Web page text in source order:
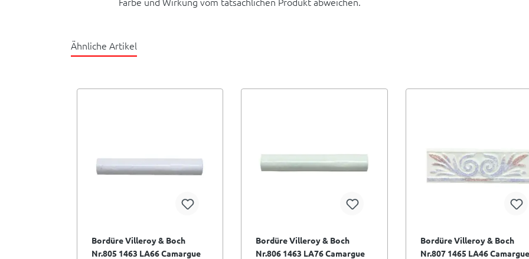
Ähnliche Artikel
Bordüre Villeroy & Boch
Nr.805 1463 LA66 Camargue
Bordüre Villeroy & Boch
Nr.806 1463 LA76 Camargue
Bordüre Villeroy & Boch
Nr.807 1465 LA46 Camargue